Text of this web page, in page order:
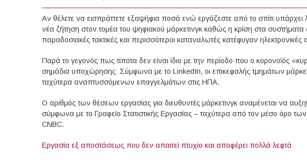
Αν θέλετε να εισπράττετε εξαψήφια ποσά ενώ εργάζεστε από το σπίτι
νέα ζήτηση στον τομέα του ψηφιακού μάρκετινγκ καθώς η κρίση στα συστήματα
παραδοσιακές τακτικές και περισσότεροι καταναλωτές κατέφυγαν ηλεκτρονικές
Παρά το γεγονός πως τίποτα δεν είναι ίδιο με την περίοδο που ο κορονοϊός
σημάδια υποχώρησης: Σύμφωνα με το LinkedIn, οι επικεφαλής τμημάτων
ταχύτερα αναπτυσσόμενων επαγγελμάτων στις ΗΠΑ.
Ο αριθμός των θέσεων εργασίας για διευθυντές μάρκετινγκ αναμένεται να
σύμφωνα με το Γραφείο Στατιστικής Εργασίας – ταχύτερα από τον μέσο όρο
CNBC.
Εργασία εξ αποστάσεως που δεν απαιτεί πτυχίο και αποφέρει πολλά λεφτά